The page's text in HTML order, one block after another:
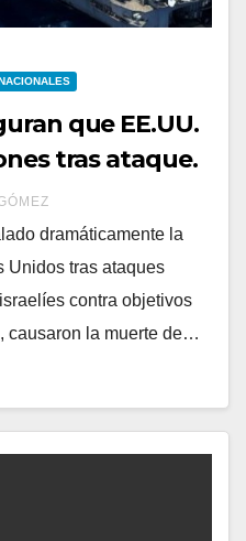
que EE.UU.
tras ataque.
dramáticamente la
Unidos tras ataques
contra objetivos
causaron la muerte de…